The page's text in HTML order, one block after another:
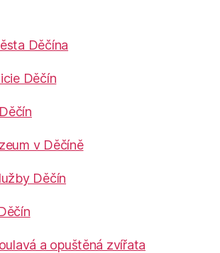
Děčína
Děčín
v Děčíně
Děčín
a opuštěná zvířata